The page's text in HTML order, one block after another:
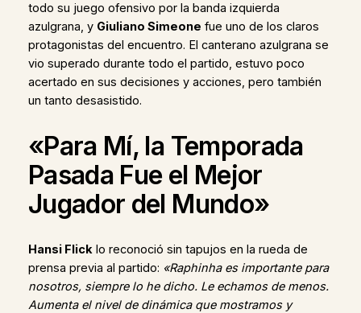
todo su juego ofensivo por la banda izquierda
azulgrana, y Giuliano Simeone fue uno de los claros
protagonistas del encuentro. El canterano azulgrana se
vio superado durante todo el partido, estuvo poco
acertado en sus decisiones y acciones, pero también
un tanto desasistido.
«Para Mí, la Temporada
Pasada Fue el Mejor
Jugador del Mundo»
Hansi Flick lo reconoció sin tapujos en la rueda de
prensa previa al partido: «Raphinha es importante para
nosotros, siempre lo he dicho. Le echamos de menos.
Aumenta el nivel de dinámica que mostramos y